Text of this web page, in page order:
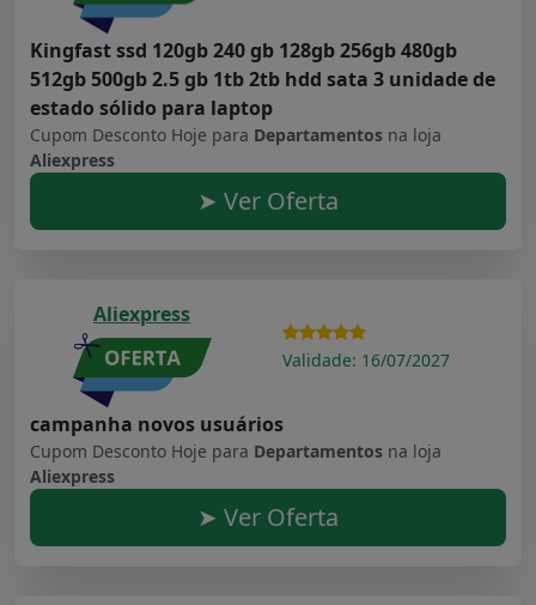
Kingfast ssd 120gb 240 gb 128gb 256gb 480gb
512gb 500gb 2.5 gb 1tb 2tb hdd sata 3 unidade de
estado sólido para laptop
Cupom Desconto Hoje para Departamentos na loja
Aliexpress
➤ Ver Oferta
Aliexpress
Validade: 16/07/2027
campanha novos usuários
Cupom Desconto Hoje para Departamentos na loja
Aliexpress
➤ Ver Oferta